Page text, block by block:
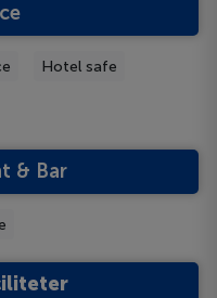
Hotel safe
& Bar